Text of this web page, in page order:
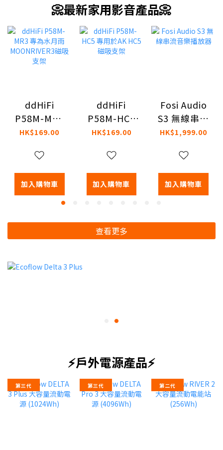
📀最新家用影音產品📀
ddHiFi
P58M-MR3
專為水月雨
磁吸支架
HK$169.00
加入購物車
ddHiFi
P58M-HC5
專用於AK
架
HK$169.00
加入購物車
Fosi Audio
S3 無線串流
音樂播放器
HK$1,999.00
加入購物車
查看更多
⚡戶外電源產品⚡
第三代 第三代 第二代